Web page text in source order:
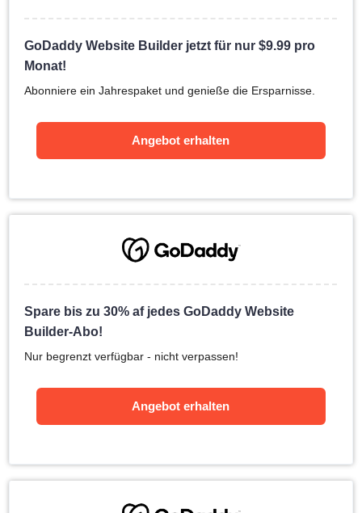
GoDaddy Website Builder jetzt für nur$9.99 pro
Monat!
Abonniere ein Jahrespaket und genieße die Ersparnisse.
Angebot erhalten
Spare bis zu 30% af jedes GoDaddy Website
Builder-Abo!
Nur begrenzt verfügbar - nicht verpassen!
Angebot erhalten